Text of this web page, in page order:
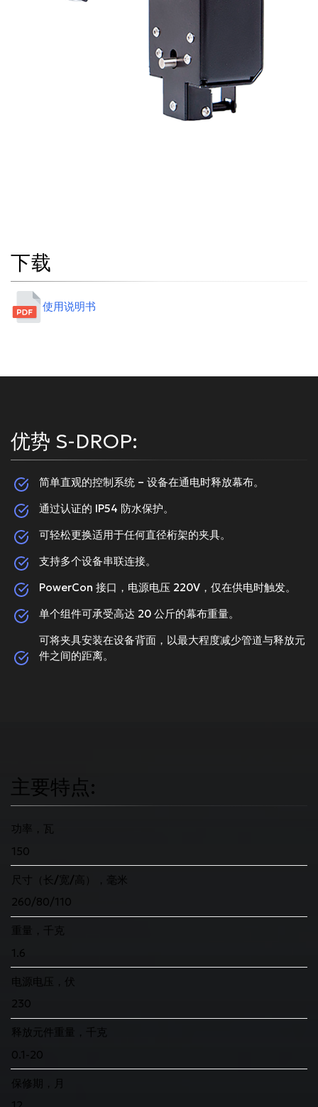
下载
使用说明书
优势 S-DROP:
简单直观的控制系统 – 设备在通电时释放幕布。
通过认证的 IP54 防水保护。
可轻松更换适用于任何直径桁架的夹具。
支持多个设备串联连接。
PowerCon 接口，电源电压 220V，仅在供电时触发。
单个组件可承受高达 20 公斤的幕布重量。
可将夹具安装在设备背面，以最大程度减少管道与释放元
件之间的距离。
主要特点:
功率，瓦
150
尺寸（长/宽/高），毫米
260/80/110
重量，千克
1.6
电源电压，伏
230
释放元件重量，千克
0.1-20
保修期，月